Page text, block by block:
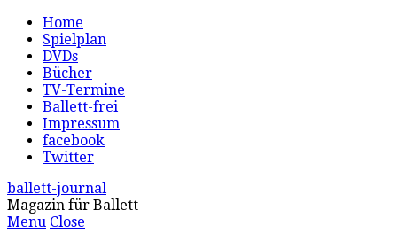
Home
Spielplan
DVDs
Bücher
TV-Termine
Ballett-frei
Impressum
facebook
Twitter
ballett-journal
Magazin für Ballett
Menu Close